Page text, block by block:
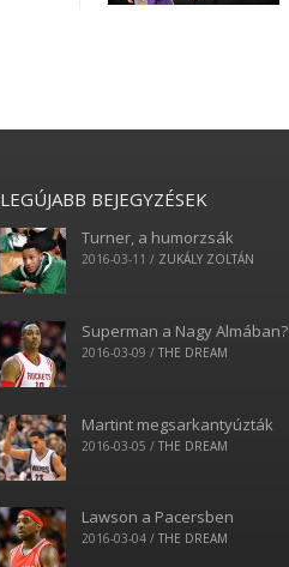
LEGÚJABB BEJEGYZÉSEK
Turner, a humorzsák
2016-03-11 / ZUKÁLY ZOLTÁN
Superman a Nagy Almában?
2016-03-09 / THE DREAM
Martint megsarkantyúzták
2016-03-05 / THE DREAM
Lawson a Pacersben
2016-03-04 / THE DREAM